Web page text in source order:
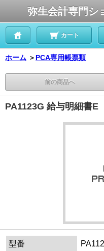
弥生会計専門シ
カート
ホーム ＞ PCA専用帳票類
前の商品へ
PA1123G 給与明細書E
型番